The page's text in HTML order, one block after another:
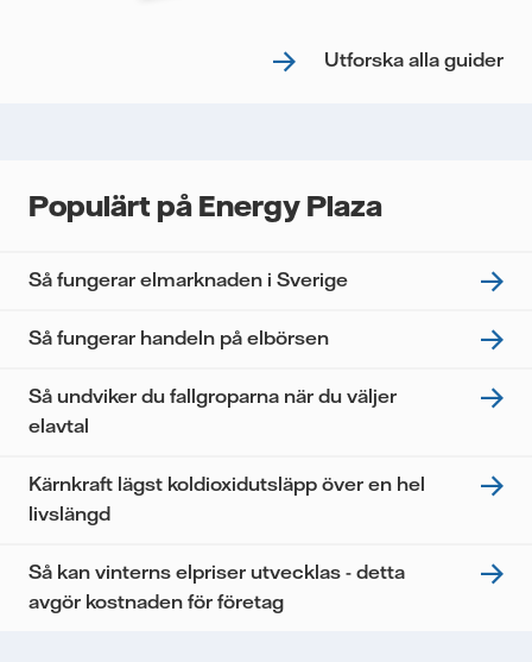
Utforska alla guider
Populärt på Energy Plaza
Så fungerar elmarknaden i Sverige
Så fungerar handeln på elbörsen
Så undviker du fallgroparna när du väljer
elavtal
Kärnkraft lägst koldioxidutsläpp över en hel
livslängd
Så kan vinterns elpriser utvecklas - detta
avgör kostnaden för företag